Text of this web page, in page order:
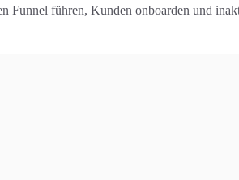
Funnel führen, Kunden onboarden und